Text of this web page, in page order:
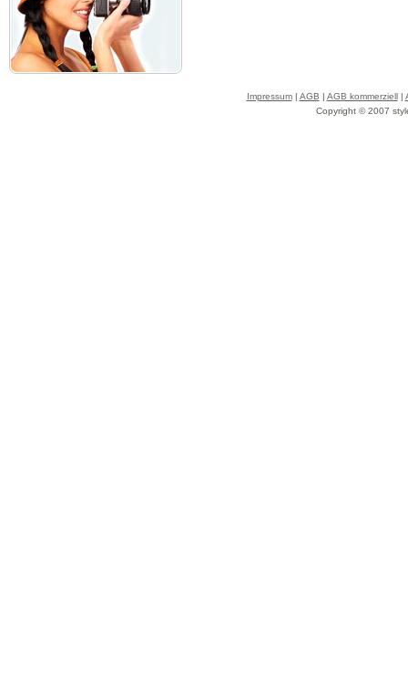
Impressum| AGB | AGB kommerziell|
Copyright © 2007